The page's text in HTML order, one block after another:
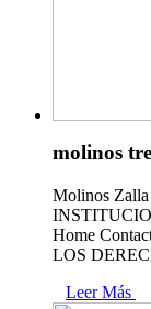
molinos
Molinos Zalla
Home
LOS
Leer Más